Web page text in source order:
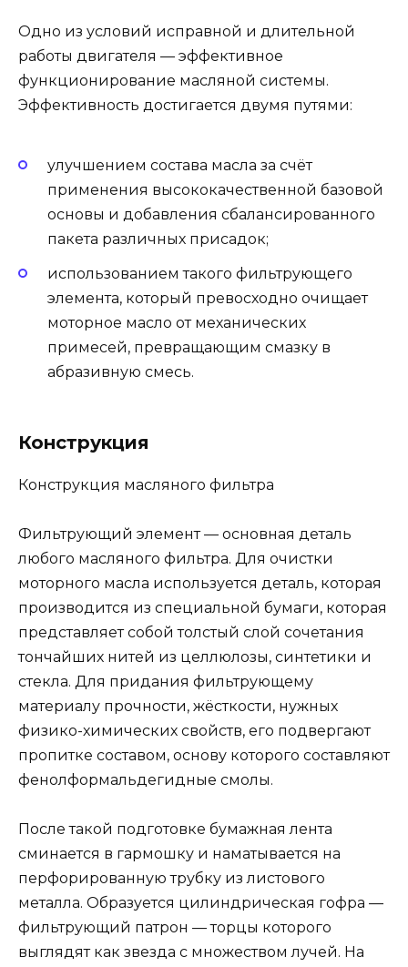
Одно из условий исправной и длительной
работы двигателя — эффективное
функционирование масляной системы.
Эффективность достигается двумя путями:
улучшением состава масла за счёт
применения высококачественной базовой
основы и добавления сбалансированного
пакета различных присадок;
использованием такого фильтрующего
элемента, который превосходно очищает
моторное масло от механических
примесей, превращающим смазку в
абразивную смесь.
Конструкция
Конструкция масляного фильтра
Фильтрующий элемент — основная деталь
любого масляного фильтра. Для очистки
моторного масла используется деталь, которая
производится из специальной бумаги, которая
представляет собой толстый слой сочетания
тончайших нитей из целлюлозы, синтетики и
стекла. Для придания фильтрующему
материалу прочности, жёсткости, нужных
физико-химических свойств, его подвергают
пропитке составом, основу которого составляют
фенолформальдегидные смолы.
После такой подготовке бумажная лента
сминается в гармошку и наматывается на
перфорированную трубку из листового
металла. Образуется цилиндрическая гофра —
фильтрующий патрон — торцы которого
выглядят как звезда с множеством лучей. На